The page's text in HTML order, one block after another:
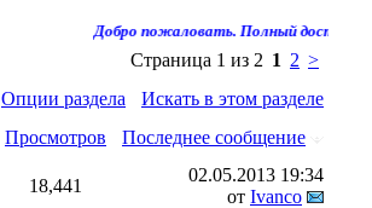
Добро пожаловать. Полный доступ к
Страница 1 из 2 1 2 >
Опции раздела
Искать в этом разделе
Просмотров
Последнее сообщение
18,441
02.05.2013 19:34
от Ivanco